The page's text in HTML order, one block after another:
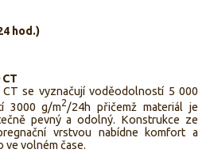
hod.)
CT se vyznačují voděodolností 5 000
3000 g/m2/24h přičemž materiál je
pevný a odolný. Konstrukce ze
vrstvou nabídne komfort a
ve volném čase.